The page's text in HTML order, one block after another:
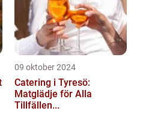
09 oktober 2024
Catering i Tyresö:
Matglädje för Alla
Tillfällen...